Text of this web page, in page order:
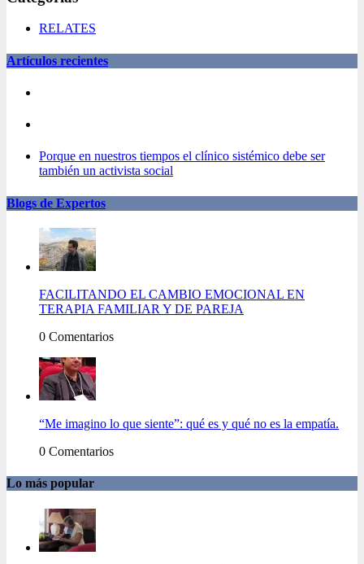
RELATES
Artículos recientes
Porque en nuestros tiempos el clínico sistémico debe ser
también un activista social
Blogs de Expertos
FACILITANDO EL CAMBIO EMOCIONAL EN
TERAPIA FAMILIAR Y DE PAREJA
0 Comentarios
“Me imagino lo que siente”: qué es y qué no es la empatía.
0 Comentarios
Lo más popular